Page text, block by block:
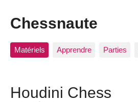
Chessnaute
Matériels Apprendre Parties
Houdini Chess